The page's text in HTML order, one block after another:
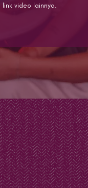
link video lainnya.